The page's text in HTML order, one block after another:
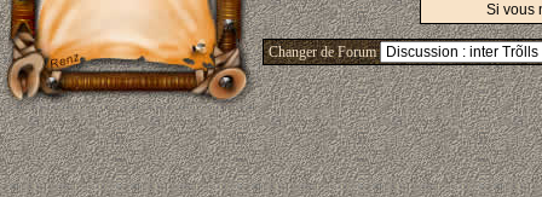
Si vous
Changer de Forum